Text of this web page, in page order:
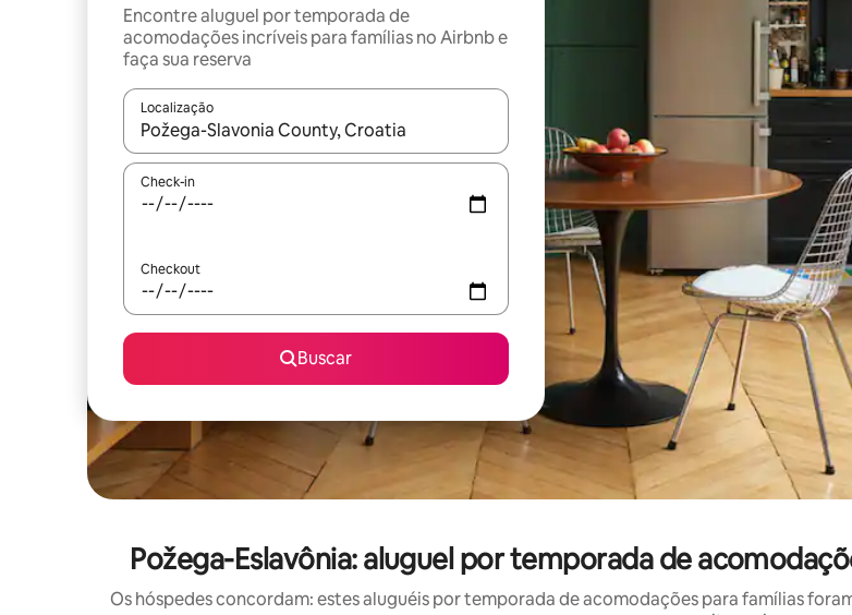
Encontre aluguel por temporada de
acomodações incríveis para famílias no Airbnb e
faça sua reserva
Localização
Quando os resultados estiverem disponíveis, explore-os usando as seta para cima e para baixo do
Check-in
Checkout
Buscar
Požega-Eslavônia: aluguel por temporada de
Os hóspedes concordam: estes aluguéis por temporada de acomodações para famílias